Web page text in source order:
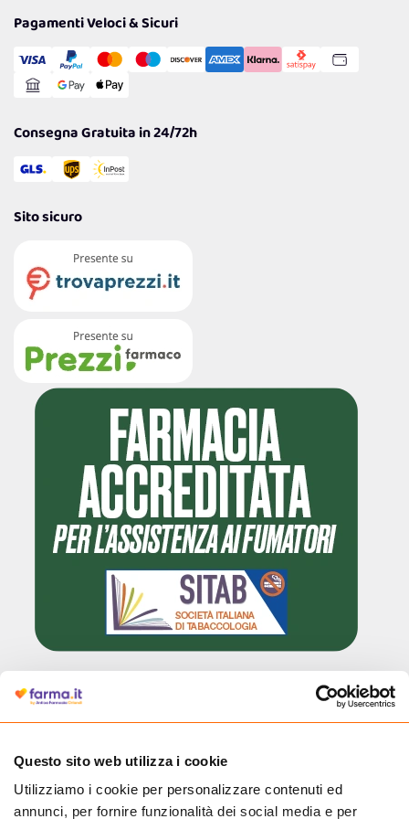
Questo sito web utilizza i cookie
Utilizziamo i cookie per personalizzare contenuti ed
annunci, per fornire funzionalità dei social media e per
Cookie Policy
Gestisci Cookie
Reso Facile e Veloce
Pagamenti Veloci & Sicuri
Consegna Gratuita in 24/72h
Sito sicuro
autorizzata dal Ministero della Salute a effettuare la vendita online di